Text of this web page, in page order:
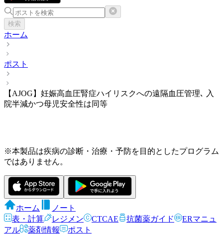
検索
ホーム
ポスト
【AJOG】妊娠高血圧腎症ハイリスクへの遠隔血圧管理､ 入
院半減かつ母児安全性は同等
※本製品は疾病の診断・治療・予防を目的としたプログラム
ではありません。
ホーム
ノート
表・計算
レジメン CTCAE 抗菌薬ガイド
ERマニュ
アル
薬剤情報 ポスト